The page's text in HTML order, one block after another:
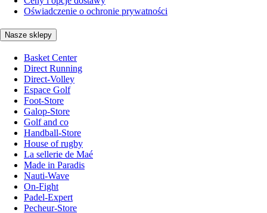
Oświadczenie o ochronie prywatności
Nasze sklepy
Basket Center
Direct Running
Direct-Volley
Espace Golf
Foot-Store
Galop-Store
Golf and co
Handball-Store
House of rugby
La sellerie de Maé
Made in Paradis
Nauti-Wave
On-Fight
Padel-Expert
Pecheur-Store